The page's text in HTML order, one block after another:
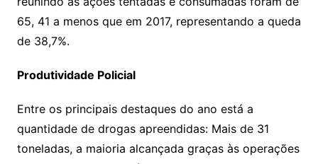
65, 41 a menos que em 2017, representando a queda
de 38,7%.
Produtividade Policial
Entre os principais destaques do ano está a
quantidade de drogas apreendidas: Mais de 31
toneladas, a maioria alcançada graças às operações